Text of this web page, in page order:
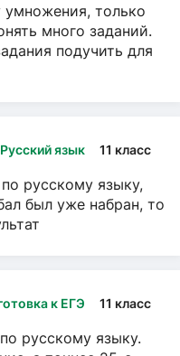
только
много заданий.
подучить для
Русский язык 11 класс
русскому языку,
был уже набран, то
к ЕГЭ 11 класс
русскому языку.